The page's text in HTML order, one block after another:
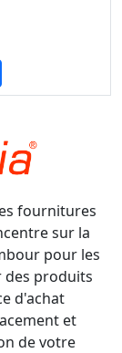
fournitures
sur la
pour les
produits
d'achat
et
de votre